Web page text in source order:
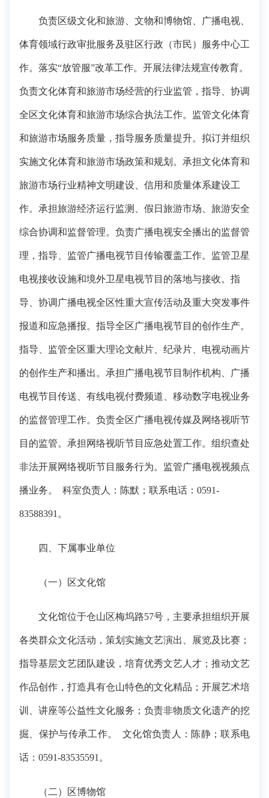
负责区级文化和旅游、文物和博物馆、广播电视、
体育领域行政审批服务及驻区行政（市民）服务中心工
作。落实“放管服”改革工作。开展法律法规宣传教育。
负责文化体育和旅游市场经营的行业监管，指导、协调
全区文化体育和旅游市场综合执法工作。监管文化体育
和旅游市场服务质量，指导服务质量提升。拟订并组织
实施文化体育和旅游市场政策和规划。承担文化体育和
旅游市场行业精神文明建设、信用和质量体系建设工
作。承担旅游经济运行监测、假日旅游市场、旅游安全
综合协调和监督管理。负责广播电视安全播出的监督管
理，指导、监管广播电视节目传输覆盖工作。监管卫星
电视接收设施和境外卫星电视节目的落地与接收。指
导、协调广播电视全区性重大宣传活动及重大突发事件
报道和应急播报。指导全区广播电视节目的创作生产。
指导、监管全区重大理论文献片、纪录片、电视动画片
的创作生产和播出。承担广播电视节目制作机构、广播
电视节目传送、有线电视付费频道、移动数字电视业务
的监督管理工作。负责全区广播电视传媒及网络视听节
目的监管。承担网络视听节目应急处置工作。组织查处
非法开展网络视听节目服务行为。监管广播电视视频点
播业务。 科室负责人：陈默；联系电话：0591-
83588391。
四、下属事业单位
（一）区文化馆
文化馆位于仓山区梅坞路57号，主要承担组织开展
各类群众文化活动，策划实施文艺演出、展览及比赛；
指导基层文艺团队建设，培育优秀文艺人才；推动文艺
作品创作，打造具有仓山特色的文化精品；开展艺术培
训、讲座等公益性文化服务；负责非物质文化遗产的挖
掘、保护与传承工作。 文化馆负责人：陈静；联系电
话：0591-83535591。
（二）区博物馆